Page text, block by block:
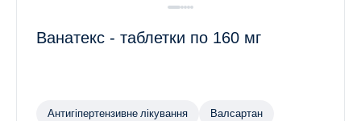
Ванатекс - таблетки по 160 мг
Антигіпертензивне лікування Валсартан